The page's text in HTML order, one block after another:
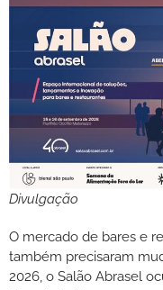
Divulgação
O mercado de bares e
também precisaram
2026, o Salão Abrasel